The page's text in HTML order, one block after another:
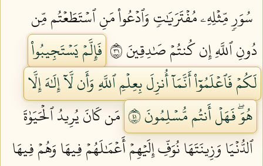
سُوَرٖ مِّثۡلِهِۦ مُفۡتَرَيَٰتٖ وَٱدۡعُواْ مَنِ ٱسۡتَطَعۡتُم مِّن
دُونِ ٱللَّهِ إِن كُنتُمۡ صَٰدِقِينَ ١٣
فَإِلَّمۡ يَسۡتَجِيبُواْ
لَكُمۡ فَٱعۡلَمُوٓاْ أَنَّمَآ أُنزِلَ بِعِلۡمِ ٱللَّهِ وَأَن لَّآ إِلَٰهَ إِلَّا
هُوَۖ فَهَلۡ أَنتُم مُّسۡلِمُونَ ١٤
مَن كَانَ يُرِيدُ ٱلۡحَيَوٰةَ
ٱلدُّنۡيَا وَزِينَتَهَا نُوَفِّ إِلَيۡهِمۡ أَعۡمَٰلَهُمۡ فِيهَا وَهُمۡ فِيهَا